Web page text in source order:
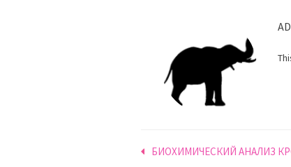
Навигация
БИОХИМИЧЕСКИЙ АНАЛИЗ